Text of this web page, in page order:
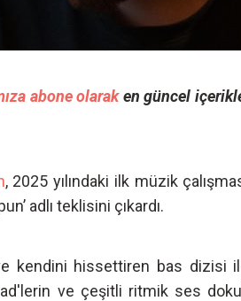
abone olaraken güncel
, 2025 yılındaki ilk müzik
adlı teklisini çıkardı.
kendini hissettiren bas dizisi
ve çeşitli ritmik ses